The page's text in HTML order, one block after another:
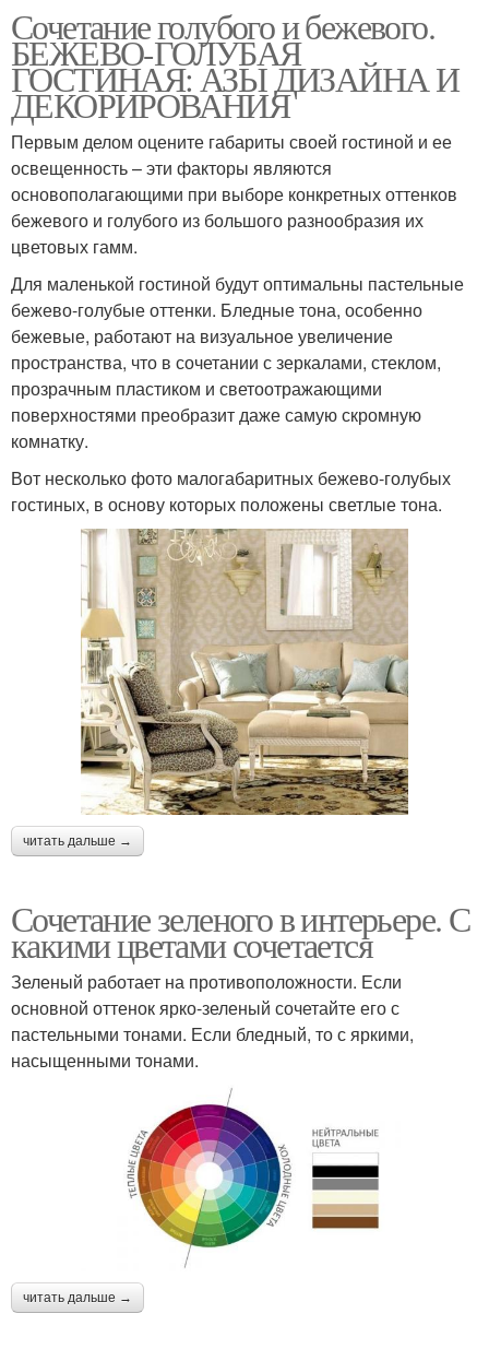
Сочетание голубого и бежевого.
БЕЖЕВО-ГОЛУБАЯ
ГОСТИНАЯ: АЗЫ ДИЗАЙНА И
ДЕКОРИРОВАНИЯ
Первым делом оцените габариты своей гостиной и ее
освещенность – эти факторы являются
основополагающими при выборе конкретных оттенков
бежевого и голубого из большого разнообразия их
цветовых гамм.
Для маленькой гостиной будут оптимальны пастельные
бежево-голубые оттенки. Бледные тона, особенно
бежевые, работают на визуальное увеличение
пространства, что в сочетании с зеркалами, стеклом,
прозрачным пластиком и светоотражающими
поверхностями преобразит даже самую скромную
комнатку.
Вот несколько фото малогабаритных бежево-голубых
гостиных, в основу которых положены светлые тона.
читать дальше →
Сочетание зеленого в интерьере. С
какими цветами сочетается
Зеленый работает на противоположности. Если
основной оттенок ярко-зеленый сочетайте его с
пастельными тонами. Если бледный, то с яркими,
насыщенными тонами.
читать дальше →